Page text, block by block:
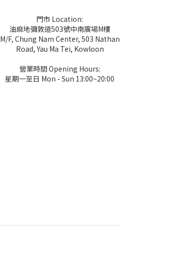
門市 Location:
油麻地彌敦道503號中南廣場M樓
M/F, Chung Nam Center, 503 Nathan
Road, Yau Ma Tei, Kowloon
營業時間 Opening Hours:
星期一至日 Mon - Sun 13:00~20:00